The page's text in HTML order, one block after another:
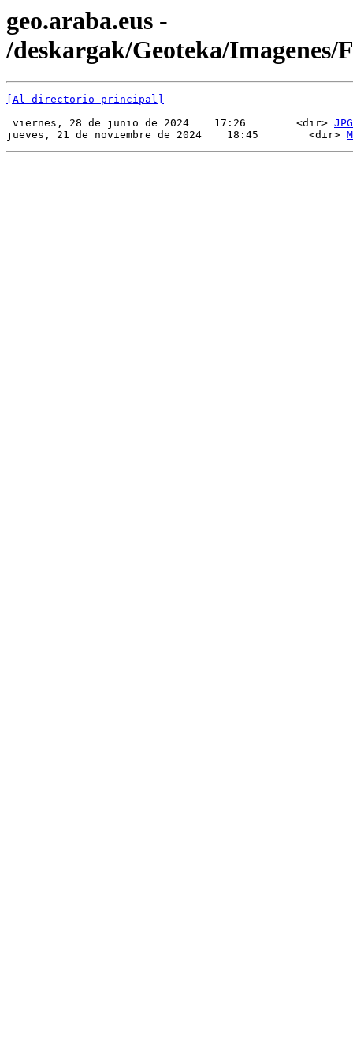
geo.araba.eus -
/deskargak/Geoteka/Imagenes/
[Al directorio principal]
viernes, 28 de junio de 2024    17:26        <dir> JPG
jueves, 21 de noviembre de 2024    18:45        <dir>